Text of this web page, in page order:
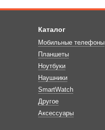
Каталог
Мобильные телефоны
Планшеты
Ноутбуки
Наушники
SmartWatch
Другое
Аксессуары